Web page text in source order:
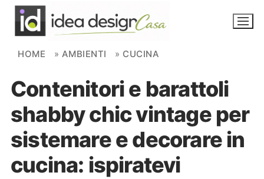
Skip to content
NOVITÀ
AMBIENTI
FAI DA TE
PIANTE
HOME » AMBIENTI » CUCINA
Contenitori e barattoli
shabby chic vintage per
sistemare e decorare in
cucina: ispiratevi